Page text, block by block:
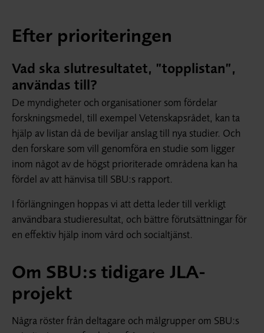
Efter prioriteringen
Vad ska slutresultatet, ”topplistan”,
användas till?
De myndigheter och organisationer som fördelar
forskningsmedel, till exempel Vetenskapsrådet, kan ta
hjälp av listan då de beviljar anslag till nya studier. Och
den forskare som vill genomföra en studie som ligger
inom något av de högst prioriterade områdena kan ha
fördel av att hänvisa till SBU:s rapport.
I förlängningen hoppas vi att detta leder till verkligt
användbara studieresultat, och bättre förutsättningar för
en effektiv hjälp inom vård och socialtjänst.
Om SBU:s tidigare JLA-
projekt
Några röster från deltagare och målgrupper om SBU:s